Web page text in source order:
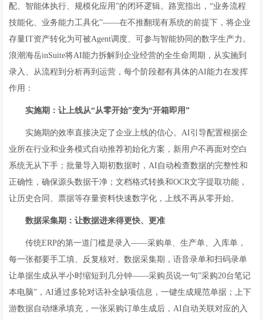
配、智能体执行、规模化应用”的闭环逻辑。路宽指出，“业务流程
技能化、业务能力工具化”——在不推翻现有系统的前提下，将企业
存量IT资产转化为可被Agent调度、可参与智能协同的数字生产力。
浪潮海岳inSuite将AI能力拆解到企业经营的全生命周期，从实施到
录入、从流程到分析再到运营，每个阶段都有具体的AI能力在发挥
作用：
实施期：让上线从“从零开始”变为“开箱即用”
实施期的效率直接决定了企业上线的信心。AI引导配置根据企
业所在行业和业务模式自动推荐初始化方案，新用户不再面对空白
系统无从下手；批量导入期初数据时，AI自动检查数据的完整性和
正确性，确保源头数据干净；文档格式转换和OCR文字提取功能，
让历史合同、票据等存量资料快速数字化，上线不再从零开始。
数据采集期：让数据进来得更快、更准
传统ERP的第一道门槛是录入——采购单、生产单、入库单，
每一张都要手工填、反复核对。数据采集期，语音录单和扫码录单
让单据生成从半小时缩短到几分钟——采购员说一句”采购20台笔记
本电脑”，AI通过多轮对话补全缺项信息，一键生成规范单据；上下
游数据自动继承填充，一张采购订单生成后，AI自动关联对应的入